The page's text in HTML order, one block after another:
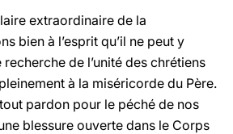
extraordinaire de la
bien à l’esprit qu’il ne peut y
de l’unité des chrétiens
à la miséricorde du Père.
pardon pour le péché de nos
blessure ouverte dans le Corps